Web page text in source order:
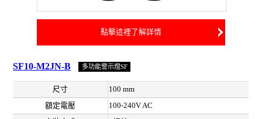
點擊這裡了解詳情
SF10-M2JN-B 多功能警示燈SF
尺寸
100 mm
額定電壓
100-240V AC